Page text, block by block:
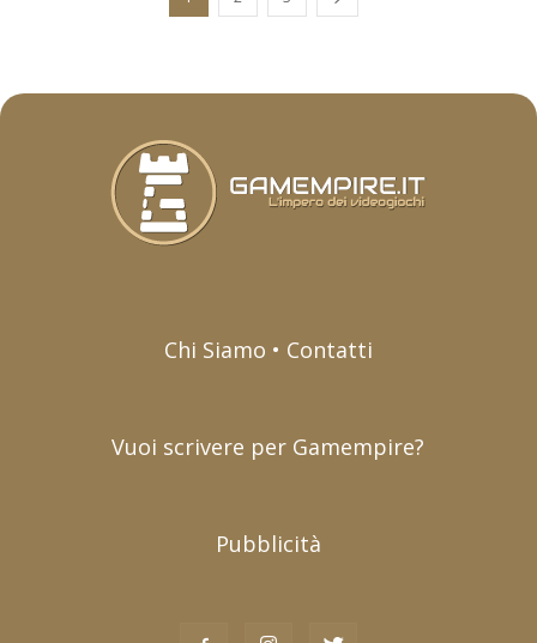
Chi Siamo • Contatti
Vuoi scrivere per Gamempire?
Pubblicità